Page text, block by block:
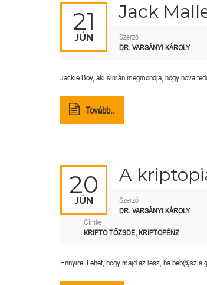
21
JÚN
Jack
Szerző
DR. VARSÁNYI KÁROLY
Jackie Boy, aki simán megmondja, hogy hova
Tovább..
20
JÚN
A
Szerző
DR. VARSÁNYI KÁROLY
Címke
KRIPTO TŐZSDE, KRIPTOPÉNZ
Ennyire. Lehet, hogy majd az lesz, ha beb@sz a